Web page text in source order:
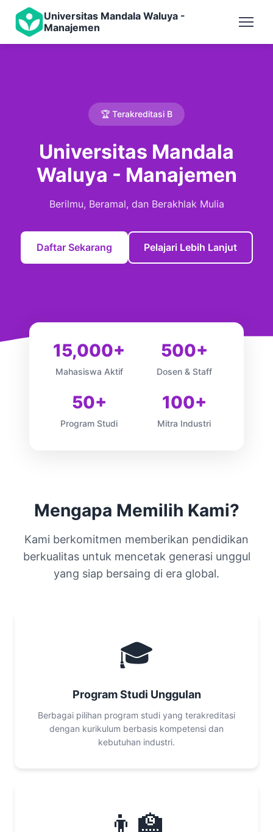
Universitas Mandala Waluya -
Manajemen
🏆 Terakreditasi B
Universitas Mandala
Waluya - Manajemen
Berilmu, Beramal, dan Berakhlak Mulia
Daftar Sekarang Pelajari Lebih Lanjut
15,000+
Mahasiswa Aktif
500+
Dosen & Staff
50+
Program Studi
100+
Mitra Industri
Mengapa Memilih Kami?
Kami berkomitmen memberikan pendidikan
berkualitas untuk mencetak generasi unggul
yang siap bersaing di era global.
🎓
Program Studi Unggulan
Berbagai pilihan program studi yang terakreditasi
dengan kurikulum berbasis kompetensi dan
kebutuhan industri.